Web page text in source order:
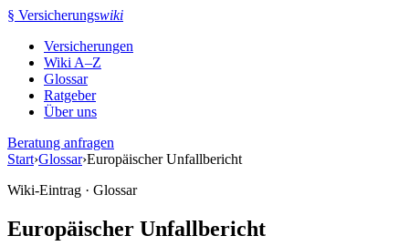
Zum
springen
§ Versicherungswiki
Versicherungen
Wiki A–Z
Glossar
Ratgeber
Über uns
Beratung anfragen
Start›Glossar›Europäischer Unfallbericht
Wiki-Eintrag · Glossar
Europäischer Unfallbericht